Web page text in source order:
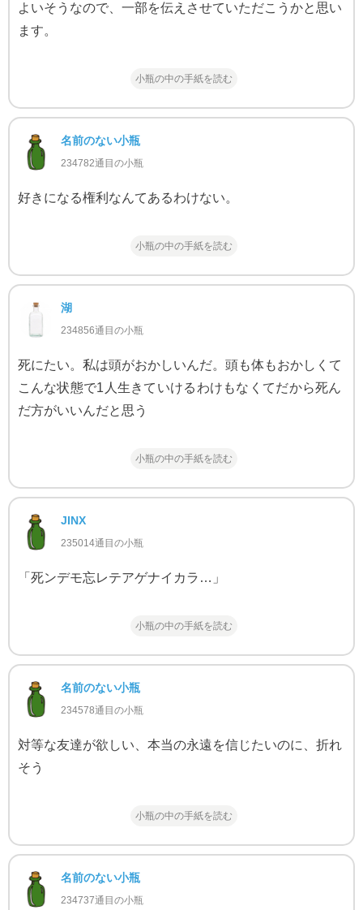
よいそうなので、一部を伝えさせていただこうかと思い
ます。
小瓶の中の手紙を読む
名前のない小瓶
234782通目の小瓶
好きになる権利なんてあるわけない。
小瓶の中の手紙を読む
湖
234856通目の小瓶
死にたい。私は頭がおかしいんだ。頭も体もおかしくて
こんな状態で1人生きていけるわけもなくてだから死ん
だ方がいいんだと思う
小瓶の中の手紙を読む
JINX
235014通目の小瓶
「死ンデモ忘レテアゲナイカラ…」
小瓶の中の手紙を読む
名前のない小瓶
234578通目の小瓶
対等な友達が欲しい、本当の永遠を信じたいのに、折れ
そう
小瓶の中の手紙を読む
名前のない小瓶
234737通目の小瓶